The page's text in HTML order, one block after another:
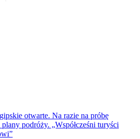
otwarte. Na razie na próbę
podróży. „Współcześni turyści